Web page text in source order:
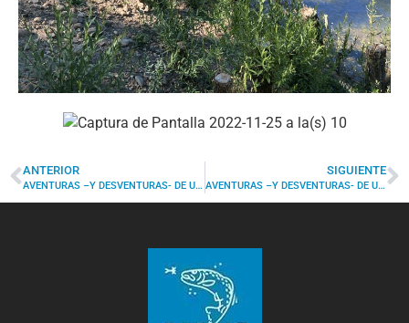
ANTERIOR
AVENTURAS –Y DESVENTURAS- DE UN PESCADOR DE RÍO… EN EL MAR (I) por José Ramón Rodríguez
SIGUIENTE
AVENTURAS –Y DESVENTURAS- DE UN PESCADOR DE RÍO… EN EL MAR (II): LUBINAS «ON THE ROCKS»